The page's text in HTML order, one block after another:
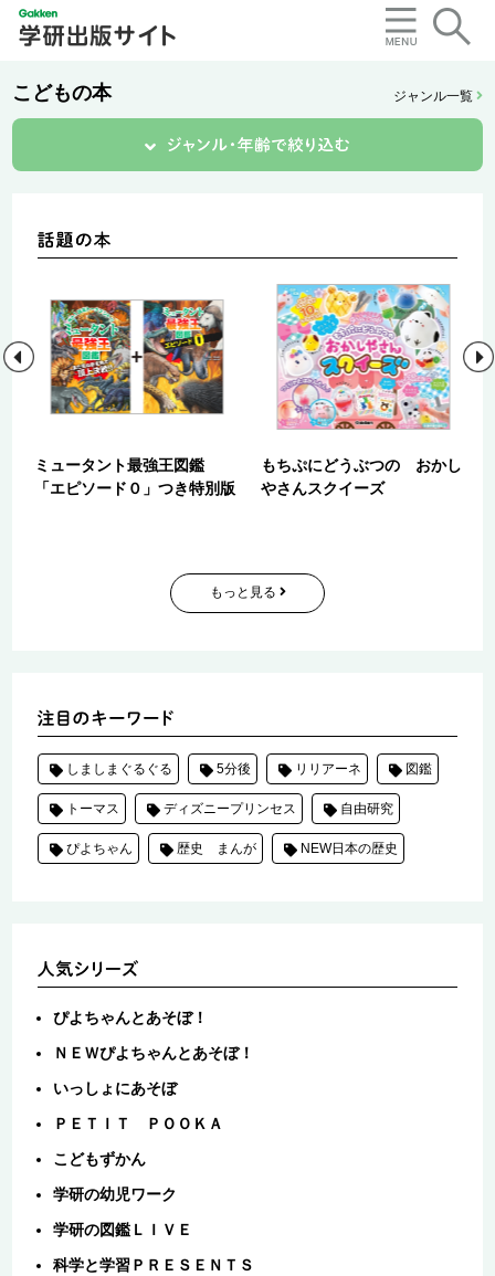
こどもの本 ジャンル一覧
ミュータント最強王図鑑
「エピソード０」つき特別版
もちぷにどうぶつの おかし
やさんスクイーズ
もっと見る
しましまぐるぐる 5分後 リリアーネ 図鑑
トーマス ディズニープリンセス 自由研究
ぴよちゃん 歴史 まんが NEW日本の歴史
ぴよちゃんとあそぼ！
ＮＥＷぴよちゃんとあそぼ！
いっしょにあそぼ
ＰＥＴＩＴ ＰＯＯＫＡ
こどもずかん
学研の幼児ワーク
学研の図鑑ＬＩＶＥ
科学と学習ＰＲＥＳＥＮＴＳ